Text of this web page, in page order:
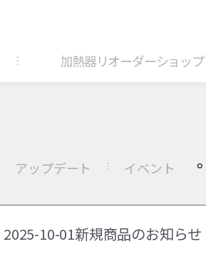
加熱器リオーダーショップ
アップデート イベント
2025-10-01新規商品のお知らせ